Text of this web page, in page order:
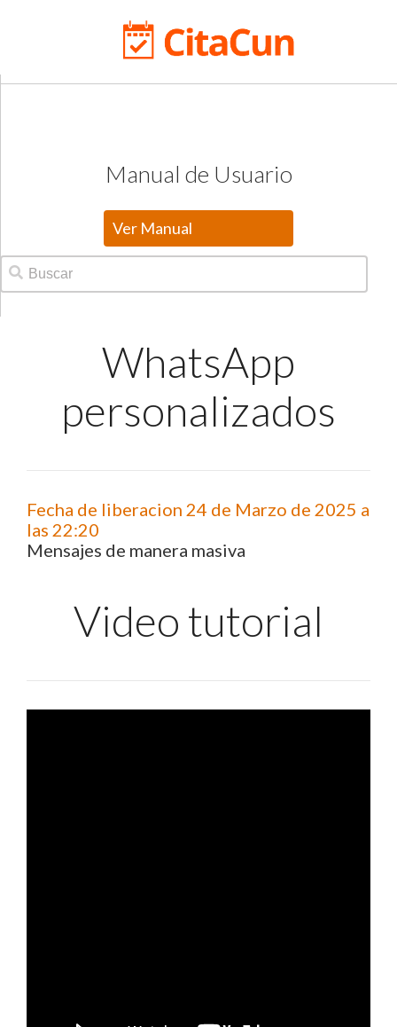
Manual de Usuario
Ver Manual
WhatsApp
personalizados
Fecha de liberacion 24 de Marzo de 2025 a
las 22:20
Mensajes de manera masiva
Video tutorial